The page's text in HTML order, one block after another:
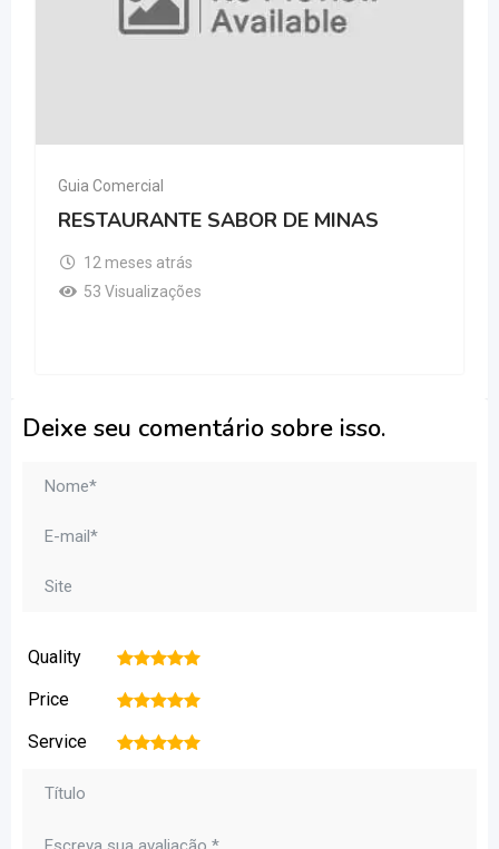
Guia Comercial
RESTAURANTE SABOR DE MINAS
12 meses atrás
53 Visualizações
Deixe seu comentário sobre isso.
Quality 5
4
3
2
Price 5
4
3
2
Service 5
4
3
2